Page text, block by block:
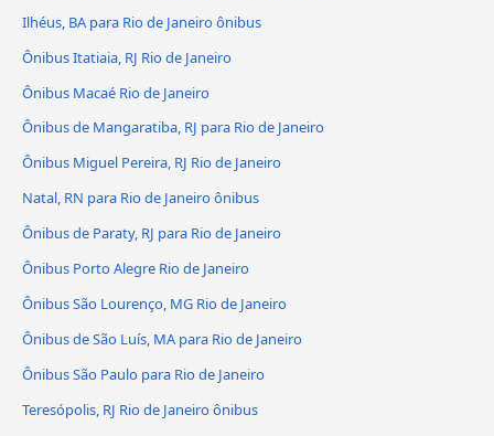
Ilhéus, BA para Rio de Janeiro ônibus
Ônibus Itatiaia, RJ Rio de Janeiro
Ônibus Macaé Rio de Janeiro
Ônibus de Mangaratiba, RJ para Rio de Janeiro
Ônibus Miguel Pereira, RJ Rio de Janeiro
Natal, RN para Rio de Janeiro ônibus
Ônibus de Paraty, RJ para Rio de Janeiro
Ônibus Porto Alegre Rio de Janeiro
Ônibus São Lourenço, MG Rio de Janeiro
Ônibus de São Luís, MA para Rio de Janeiro
Ônibus São Paulo para Rio de Janeiro
Teresópolis, RJ Rio de Janeiro ônibus